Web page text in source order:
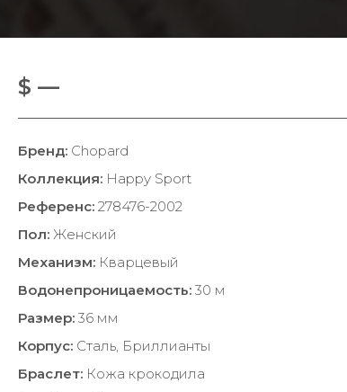
$ —
Бренд: Chopard
Коллекция: Happy Sport
Референс: 278476-2002
Пол: Женский
Механизм: Кварцевый
Водонепроницаемость: 30 м
Размер: 36 мм
Корпус: Сталь, Бриллианты
Браслет: Кожа крокодила